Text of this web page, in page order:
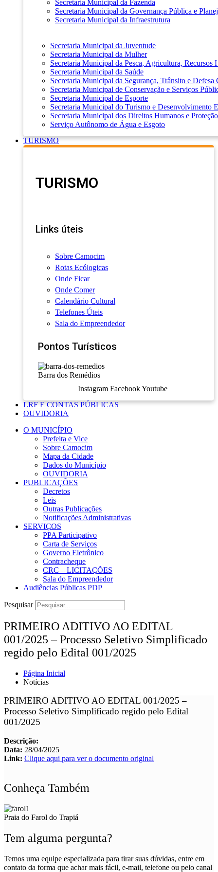
Secretaria Municipal da Fazenda
Secretaria Municipal da Governança Pública e
Secretaria Municipal da Infraestrutura
Secretaria Municipal da Juventude
Secretaria Municipal da Mulher
Secretaria Municipal da Pesca, Agricultura, Recursos
Secretaria Municipal da Saúde
Secretaria Municipal da Segurança, Trânsito e Defesa
Secretaria Municipal de Conservação e Serviços
Secretaria Municipal de Esporte
Secretaria Municipal do Turismo e Desenvolvimento
Secretaria Municipal dos Direitos Humanos e
Serviço Autônomo de Água e Esgoto
TURISMO
TURISMO
Links úteis
Sobre Camocim
Rotas Ecólogicas
Onde Ficar
Onde Comer
Calendário Cultural
Telefones Úteis
Sala do Empreendedor
Pontos Turísticos
Barra dos Remédios
Instagram Facebook Youtube
LRF E CONTAS PÚBLICAS
OUVIDORIA
O MUNICÍPIO
Prefeita e Vice
Sobre Camocim
Mapa da Cidade
Dados do Município
OUVIDORIA
PUBLICAÇÕES
Decretos
Leis
Outras Publicações
Notificações Administrativas
SERVIÇOS
PPA Participativo
Carta de Serviços
Governo Eletrônico
Contracheque
CRC – LICITAÇÕES
Sala do Empreendedor
Audiências Públicas PDP
Pesquisar
PRIMEIRO ADITIVO AO EDITAL
001/2025 – Processo Seletivo Simplificado
regido pelo Edital 001/2025
Página Inicial
Notícias
PRIMEIRO ADITIVO AO EDITAL 001/2025 –
Processo Seletivo Simplificado regido pelo Edital
001/2025
Descrição:
Data: 28/04/2025
Link: Clique aqui para ver o documento original
Conheça Também
Praia do Farol do Trapiá
Tem alguma pergunta?
Temos uma equipe especializada para tirar suas dúvidas, entre em
contato da forma que achar mais fácil, e-mail, telefone ou pelo canal